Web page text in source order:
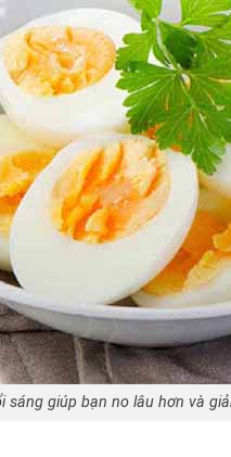
sáng giúp bạn no lâu hơn và